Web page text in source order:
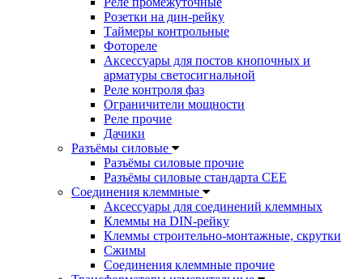
Розетки на дин-рейку
Таймеры контрольные
Фотореле
Аксессуары для постов кнопочных и
арматуры светосигнальной
Реле контроля фаз
Ограничители мощности
Реле прочие
Дачики
Разъёмы силовые
Разъёмы силовые прочие
Разъёмы силовые стандарта CEE
Соединения клеммные
Аксессуары для соединений клеммных
Клеммы на DIN-рейку
Клеммы строительно-монтажные, скрутки
Сжимы
Соединения клеммные прочие